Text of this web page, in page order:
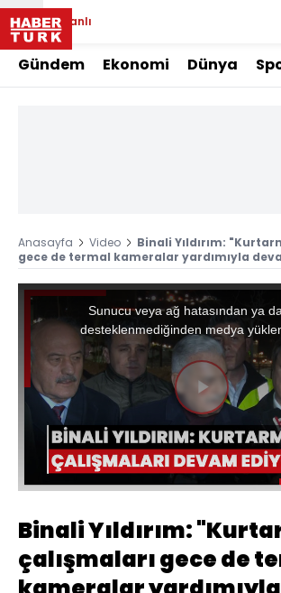
Canlı
Gündem Ekonomi Dünya
Anasayfa Video
Binali Yıldırım:
gece de termal kameralar yardımıyla
Oynat
window.
Sunucu veya ağ hatasından ya
desteklenmediğinden medya
Binali Yıldırım:
çalışmaları gece de